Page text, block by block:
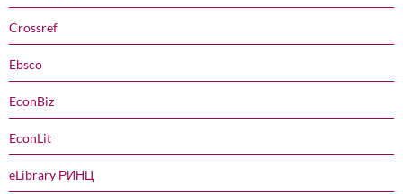
Crossref
Ebsco
EconBiz
EconLit
eLibrary РИНЦ